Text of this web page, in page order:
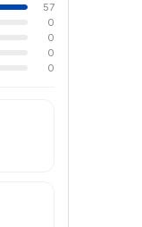
57
0
0
0
0